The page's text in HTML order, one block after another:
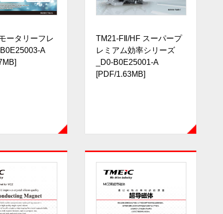
ータリーフレ
A
TM21-FⅡ/HF スーパープ
レミアム効率シリーズ
_D0-B0E25001-A
[PDF/1.63MB]